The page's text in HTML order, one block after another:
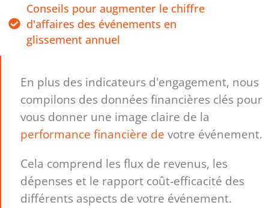
En plus des indicateurs d'engagement, nous
compilons des données financières clés pour
vous donner une image claire de la
performance financière de votre événement.
Cela comprend les flux de revenus, les
dépenses et le rapport coût-efficacité des
différents aspects de votre événement.
Conseils pour augmenter le chiffre
d'affaires des événements en
glissement annuel